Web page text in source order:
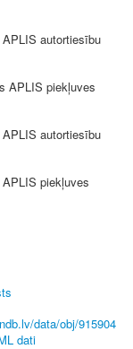
autortiesību
APLIS piekļuves
autortiesību
piekļuves
data/obj/915904
dati